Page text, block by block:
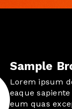
Sample
Lorem ipsum
eaque
eum quas